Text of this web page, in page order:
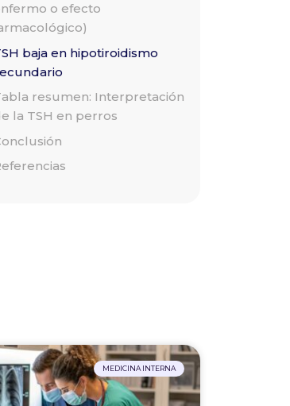
o efecto
baja en hipotiroidismo
resumen: Interpretación
la TSH en perros
MEDICINA INTERNA